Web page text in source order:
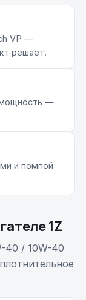
VP —
решает.
—
и помпой
1Z
40 / 10W-40